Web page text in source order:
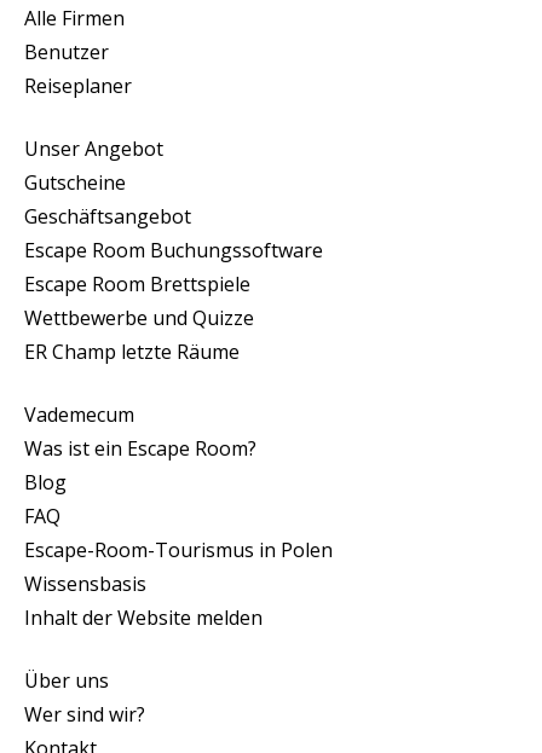
Alle Firmen
Benutzer
Reiseplaner
Unser Angebot
Gutscheine
Geschäftsangebot
Escape Room Buchungssoftware
Escape Room Brettspiele
Wettbewerbe und Quizze
ER Champ letzte Räume
Vademecum
Was ist ein Escape Room?
Blog
FAQ
Escape-Room-Tourismus in Polen
Wissensbasis
Inhalt der Website melden
Über uns
Wer sind wir?